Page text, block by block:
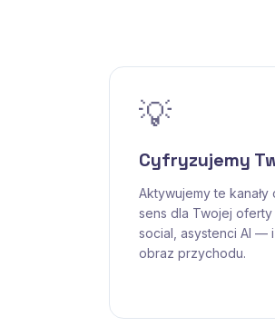
💡
Cyfryzujemy
Aktywujemy te
sens dla Twojej
social, asystenci AI —
obraz przychodu.